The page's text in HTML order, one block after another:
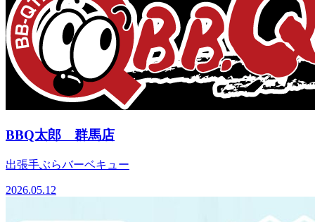
BBQ太郎 群馬店
出張手ぶらバーベキュー
2026.05.12